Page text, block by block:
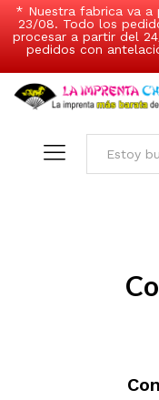
* Nuestra fabrica va a
23/08. Todo los
procesar a partir del
pedidos con